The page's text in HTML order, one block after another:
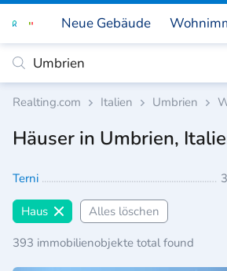
Neue Gebäude
Realting.com Italien Umbrien
Häuser in Umbrien,
Terni
Haus
Alles löschen
393 immobilienobjekte total found